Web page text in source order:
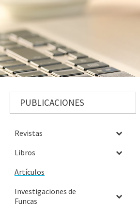
PUBLICACIONES
Revistas
Libros
Artículos
Investigaciones de
Funcas